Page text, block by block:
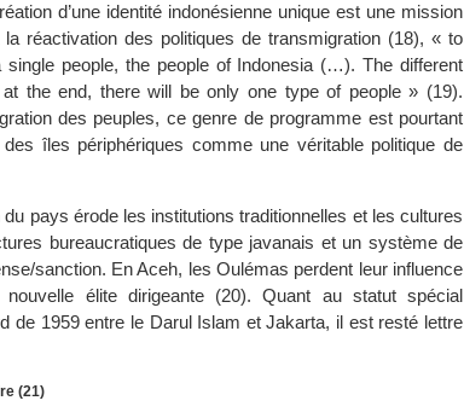
d’une identité indonésienne unique est une mission
réactivation des politiques de transmigration (18), « to
people, the people of Indonesia (…). The different
the end, there will be only one type of people » (19).
des peuples, ce genre de programme est pourtant
îles périphériques comme une véritable politique de
pays érode les institutions traditionnelles et les cultures
bureaucratiques de type javanais et un système de
sanction. En Aceh, les Oulémas perdent leur influence
élite dirigeante (20). Quant au statut spécial
de 1959 entre le Darul Islam et Jakarta, il est resté lettre
(21)